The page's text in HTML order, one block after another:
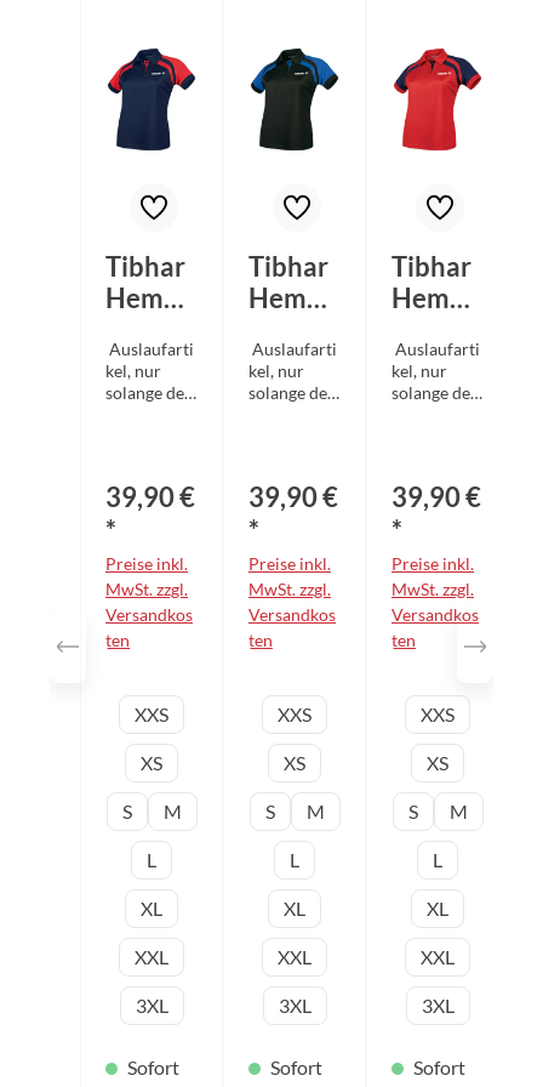
Tibhar
Hemd
Lady
marine
Auslaufarti
kel, nur
solange der
vom
tatsächliche
Lagerbestan
d
abweichen!
Leichtes
Funktionsm
hoher
Atmungsakt
ivität
Lockerer
Schnitt
erzeugt ein
angenehme
Tragegefühl
und
maximale
Bewegungsf
reiheit
Angenehme
Raglanärme
es
39,90 €
*
Preise inkl.
MwSt. zzgl.
Versandkos
ten
Konfektionsgröße auswählen
XXS
XS
S M
L
XL
XXL
3XL
Sofort
Tibhar
Hemd
Lady
schwar
Auslaufarti
kel, nur
solange der
vom
tatsächliche
Lagerbestan
d
abweichen!
Leichtes
Funktionsm
hoher
Atmungsakt
ivität
Lockerer
Schnitt
erzeugt ein
angenehme
Tragegefühl
und
maximale
Bewegungsf
reiheit
Angenehme
Raglanärme
es
39,90 €
*
Preise inkl.
MwSt. zzgl.
Versandkos
ten
Konfektionsgröße
XXS
XS
S M
L
XL
XXL
3XL
Sofort
Tibhar
Hemd
Lady
rot/ma
Auslaufarti
kel, nur
solange der
vom
tatsächliche
Lagerbestan
d
abweichen!
Leichtes
Funktionsm
hoher
Atmungsakt
ivität
Lockerer
Schnitt
erzeugt ein
angenehme
Tragegefühl
und
maximale
Bewegungsf
reiheit
Angenehme
Raglanärme
es
39,90 €
*
Preise inkl.
MwSt. zzgl.
Versandkos
ten
XXS
XS
S M
L
XL
XXL
3XL
Sofort